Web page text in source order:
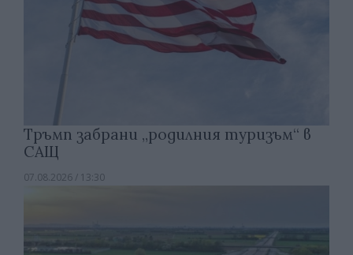
Тръмп забрани „родилния туризъм“ в
САЩ
07.08.2026 / 13:30